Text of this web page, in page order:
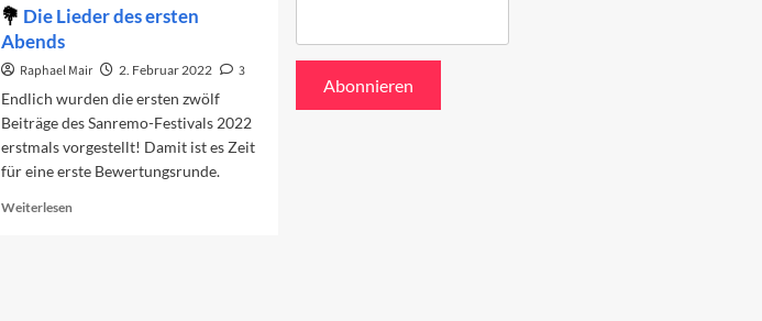
Die Lieder des ersten
Abends
Raphael Mair 2. Februar 2022
3
Endlich wurden die ersten zwölf
Beiträge des Sanremo-Festivals 2022
erstmals vorgestellt! Damit ist es Zeit
für eine erste Bewertungsrunde.
WeiterlesenRead